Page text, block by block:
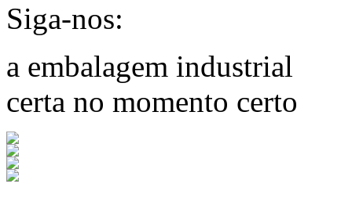
Siga-nos:
a embalagem industrial
certa no momento certo